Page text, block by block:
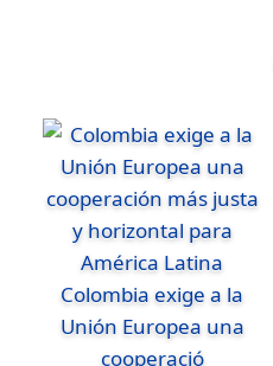
Colombia exige a la
Unión Europea una
cooperació